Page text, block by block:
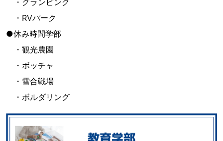
・RVパーク
●休み時間学部
・観光農園
・ボッチャ
・雪合戦場
・ボルダリング